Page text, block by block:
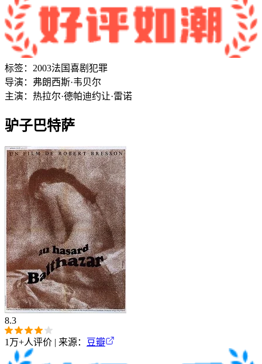
标签： 2003法国喜剧 犯罪
导演： 弗朗西斯·韦贝尔
主演： 热拉尔·德帕迪约让·雷诺
驴子巴特萨
8.3
1万+人评价 | 来源： 豆瓣